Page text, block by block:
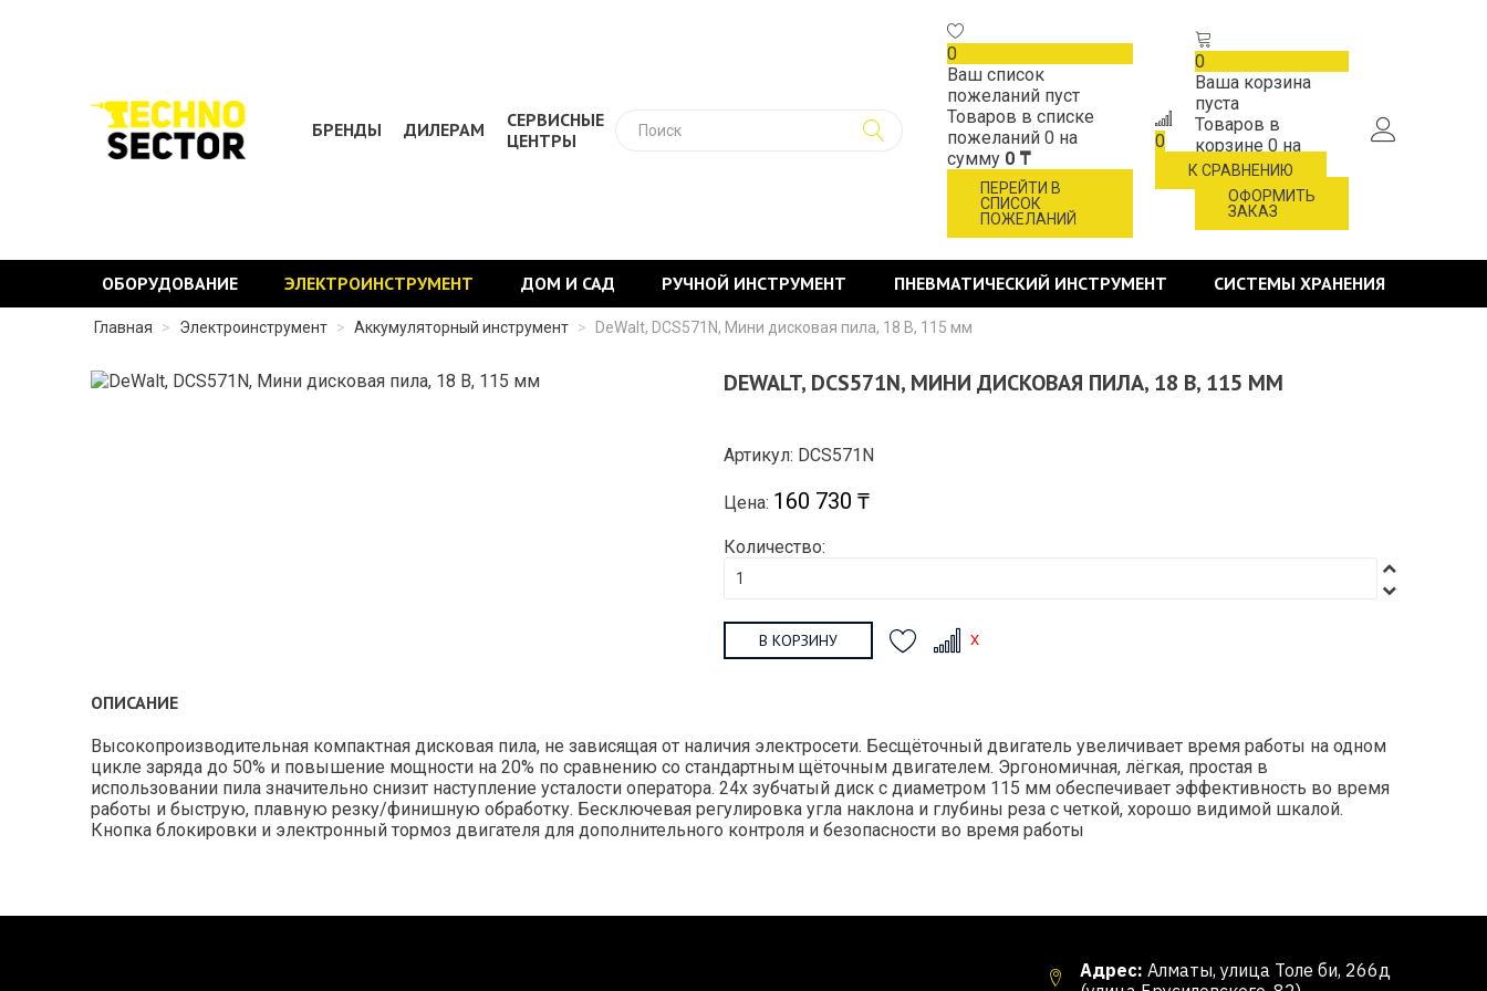
БРЕНДЫ ДИЛЕРАМ
СЕРВИСНЫЕ
ЦЕНТРЫ
0
Ваш список
пожеланий пуст
Товаров в списке
пожеланий 0 на
сумму 0 ₸
ПЕРЕЙТИ В
СПИСОК
ПОЖЕЛАНИЙ
0
К СРАВНЕНИЮ
0
Ваша корзина
пуста
Товаров в
корзине 0 на
сумму0 ₸
ОФОРМИТЬ
ЗАКАЗ
ОБОРУДОВАНИЕ ЭЛЕКТРОИНСТРУМЕНТ ДОМ И САД РУЧНОЙ ИНСТРУМЕНТ ПНЕВМАТИЧЕСКИЙ ИНСТРУМЕНТ СИСТЕМЫ ХРАНЕНИЯ
Главная > Электроинструмент > Аккумуляторный инструмент > DeWalt, DCS571N, Мини дисковая пила, 18 В, 115 мм
DEWALT, DCS571N, МИНИ ДИСКОВАЯ ПИЛА, 18 В, 115 ММ
Артикул: DCS571N
Цена: 160 730 ₸
Количество:
В КОРЗИНУ
ОПИСАНИЕ
Высокопроизводительная компактная дисковая пила, не зависящая от наличия электросети. Бесщёточный двигатель увеличивает время работы на одном
цикле заряда до 50% и повышение мощности на 20% по сравнению со стандартным щёточным двигателем. Эргономичная, лёгкая, простая в
использовании пила значительно снизит наступление усталости оператора. 24х зубчатый диск с диаметром 115 мм обеспечивает эффективность во время
работы и быструю, плавную резку/финишную обработку. Бесключевая регулировка угла наклона и глубины реза с четкой, хорошо видимой шкалой.
Кнопка блокировки и электронный тормоз двигателя для дополнительного контроля и безопасности во время работы
Адрес: Алматы, улица Толе би, 266д